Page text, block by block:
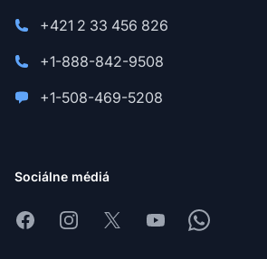
+421 2 33 456 826
+1-888-842-9508
+1-508-469-5208
Sociálne médiá
FacebookInstagram
X YoutubeWhatsapp